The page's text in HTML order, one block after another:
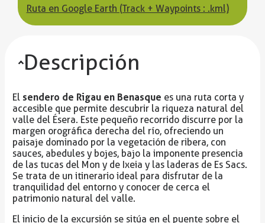
Ruta en Google Earth (Track + Waypoints : .kml)
Descripción
El sendero de Rigau en Benasque es una ruta corta y
accesible que permite descubrir la riqueza natural del
valle del Ésera. Este pequeño recorrido discurre por la
margen orográfica derecha del río, ofreciendo un
paisaje dominado por la vegetación de ribera, con
sauces, abedules y bojes, bajo la imponente presencia
de las tucas del Mon y de Ixeia y las laderas de Es Sacs.
Se trata de un itinerario ideal para disfrutar de la
tranquilidad del entorno y conocer de cerca el
patrimonio natural del valle.
El inicio de la excursión se sitúa en el puente sobre el